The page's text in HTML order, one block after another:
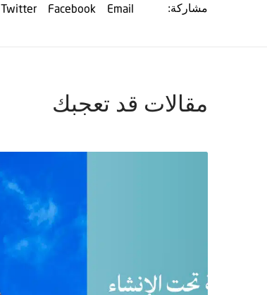
مشاركة: Email
Facebook
Twitter
مقالات قد تعجبك